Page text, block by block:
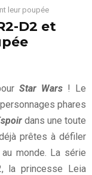
leur poupée
D2 et
Star Wars ! Le
phares
dans une toute
prêtes à défiler
monde. La série
la princesse Leia